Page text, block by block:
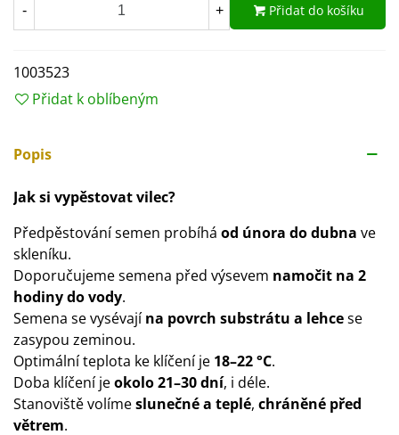
- + Přidat do košíku
1003523
Přidat k oblíbeným
Popis
Jak si vypěstovat vilec?
Předpěstování semen probíhá od února do dubna ve
skleníku.
Doporučujeme semena před výsevem namočit na 2
hodiny do vody.
Semena se vysévajína povrch substrátu a lehcese
zasypou zeminou.
Optimální teplota ke klíčení je 18–22 °C.
Doba klíčení jeokolo 21–30 dní, i déle.
Stanoviště volímeslunečné a teplé, chráněné před
větrem.